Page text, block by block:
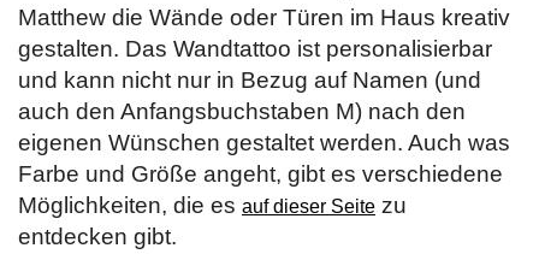
Matthew die Wände oder Türen im Haus kreativ
gestalten. Das Wandtattoo ist personalisierbar
und kann nicht nur in Bezug auf Namen (und
auch den Anfangsbuchstaben M) nach den
eigenen Wünschen gestaltet werden. Auch was
Farbe und Größe angeht, gibt es verschiedene
Möglichkeiten, die es auf dieser Seite zu
entdecken gibt.